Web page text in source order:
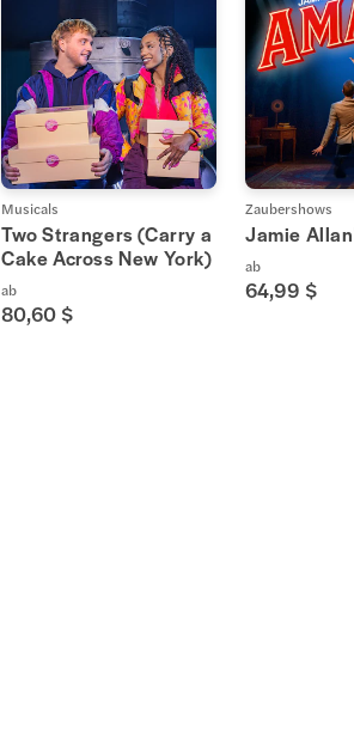
Musicals
Two Strangers (Carry a
Cake Across New York)
ab
80,60 $
Zaubershows
Jamie
ab
64,99 $